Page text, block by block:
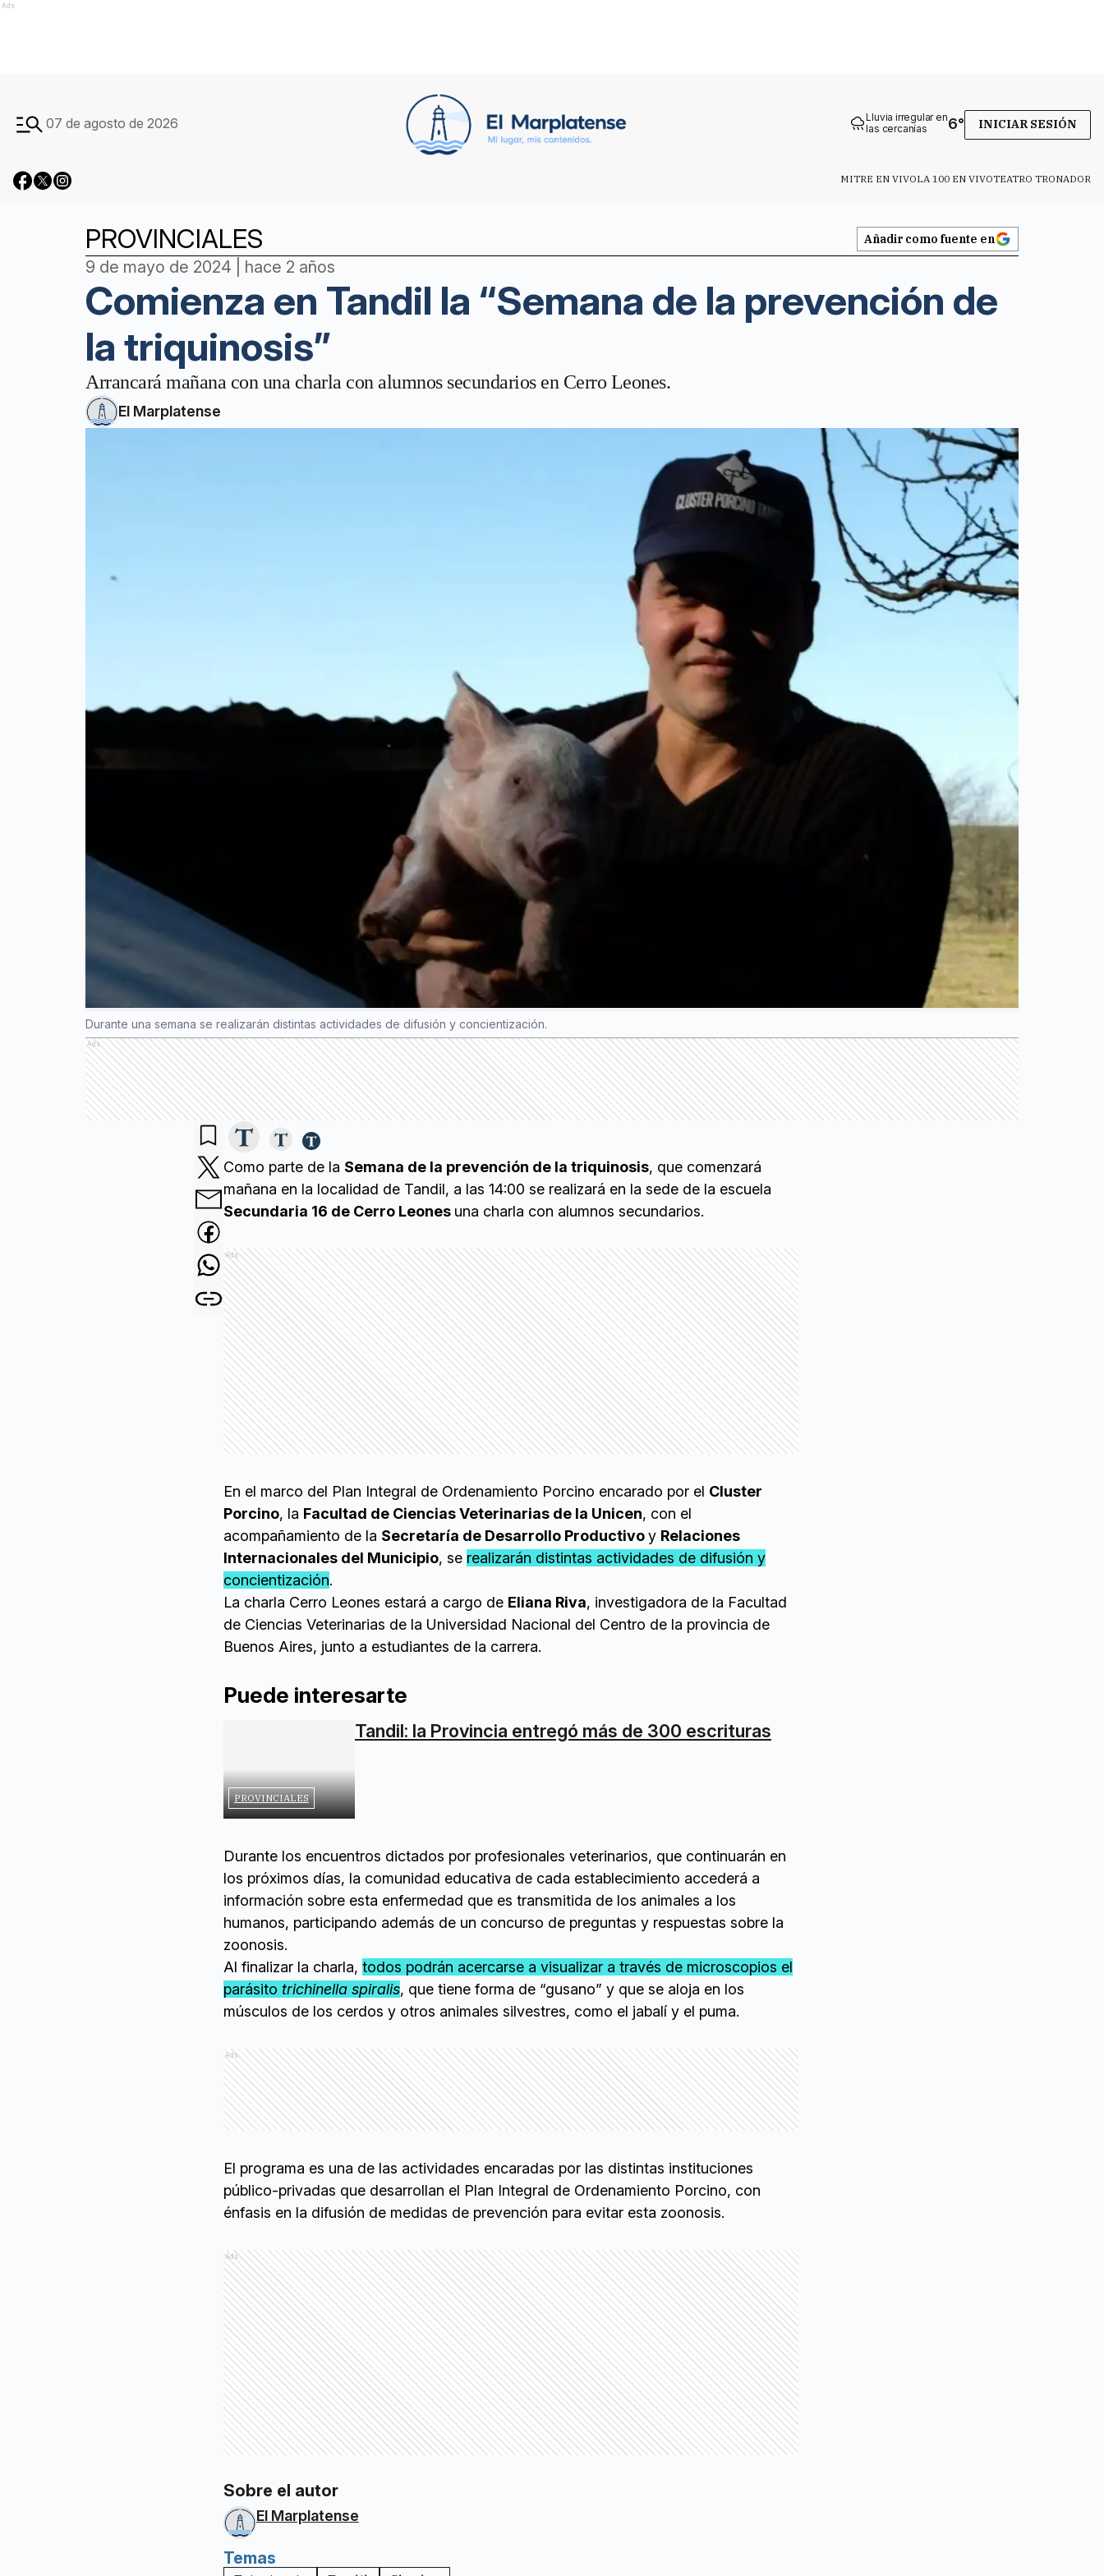
Ads
07 de agosto de 2026
Lluvia irregular en
las cercanías
6° INICIAR SESIÓN
MITRE EN VIVOLA 100 EN VIVOTEATRO TRONADOR
PROVINCIALES Añadir como fuente en
9 de mayo de 2024 | hace 2 años
Comienza en Tandil la “Semana de la prevención de
la triquinosis”
Arrancará mañana con una charla con alumnos secundarios en Cerro Leones.
El Marplatense
Durante una semana se realizarán distintas actividades de difusión y concientización.
Ads
Como parte de la Semana de la prevención de la triquinosis, que comenzará
mañana en la localidad de Tandil, a las 14:00 se realizará en la sede de la escuela
Secundaria 16 de Cerro Leones una charla con alumnos secundarios.
Ads
En el marco del Plan Integral de Ordenamiento Porcino encarado por el Cluster
Porcino, la Facultad de Ciencias Veterinarias de la Unicen, con el
acompañamiento de la Secretaría de Desarrollo Productivoy Relaciones
Internacionales del Municipio, se realizarán distintas actividades de difusión y
concientización.
La charla Cerro Leones estará a cargo de Eliana Riva, investigadora de la Facultad
de Ciencias Veterinarias de la Universidad Nacional del Centro de la provincia de
Buenos Aires, junto a estudiantes de la carrera.
Puede interesarte
PROVINCIALES
Tandil: la Provincia entregó más de 300 escrituras
Durante los encuentros dictados por profesionales veterinarios, que continuarán en
los próximos días, la comunidad educativa de cada establecimiento accederá a
información sobre esta enfermedad que es transmitida de los animales a los
humanos, participando además de un concurso de preguntas y respuestas sobre la
zoonosis.
Al finalizar la charla, todos podrán acercarse a visualizar a través de microscopios el
parásito trichinella spiralis, que tiene forma de “gusano” y que se aloja en los
músculos de los cerdos y otros animales silvestres, como el jabalí y el puma.
Ads
El programa es una de las actividades encaradas por las distintas instituciones
público-privadas que desarrollan el Plan Integral de Ordenamiento Porcino, con
énfasis en la difusión de medidas de prevención para evitar esta zoonosis.
Ads
Sobre el autor
El Marplatense
Temas